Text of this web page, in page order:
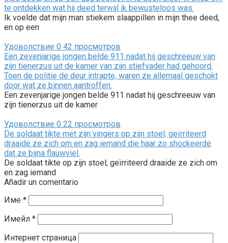
te ontdekken wat hij deed terwijl ik bewusteloos was.
Ik voelde dat mijn man stiekem slaappillen in mijn thee deed,
en op een
Удоволствие 0 42 просмотров
Een zevenjarige jongen belde 911 nadat hij geschreeuw van
zijn tienerzus uit de kamer van zijn stiefvader had gehoord.
Toen de politie de deur intrapte, waren ze allemaal geschokt
door wat ze binnen aantroffen.
Een zevenjarige jongen belde 911 nadat hij geschreeuw van
zijn tienerzus uit de kamer
Удоволствие 0 22 просмотров
De soldaat tikte met zijn vingers op zijn stoel; geïrriteerd
draaide ze zich om en zag iemand die haar zo shockeerde
dat ze bijna flauwviel.
De soldaat tikte op zijn stoel; geïrriteerd draaide ze zich om
en zag iemand
Añadir un comentario
Име *
Имейл *
Интернет страница